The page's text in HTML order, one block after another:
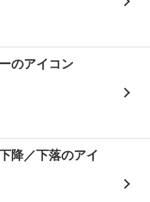
のアイコン
降／下落のアイ